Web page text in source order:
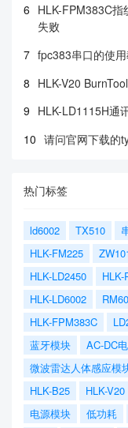
6 HLK-FPM383C
失败
7 fpc383串口的使
8 HLK-V20
9 HLK-LD1115H通
10 请问官网下载的
热门标签
ld6002 TX510
HLK-FM225
HLK-LD2450
HLK-
HLK-LD6002
RM60
HLK-FPM383C
蓝牙模块
AC-DC
微波雷达人体感应模
HLK-B25
HLK-V20
电源模块
低功耗